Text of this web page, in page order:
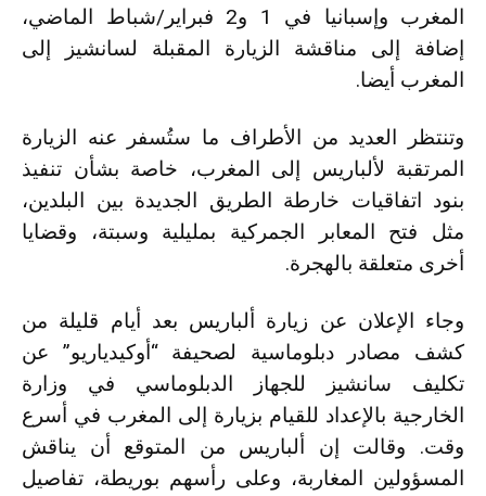
المغرب وإسبانيا في 1 و2 فبراير/شباط الماضي،
إضافة إلى مناقشة الزيارة المقبلة لسانشيز إلى
المغرب أيضا.
وتنتظر العديد من الأطراف ما ستُسفر عنه الزيارة
المرتقبة لألباريس إلى المغرب، خاصة بشأن تنفيذ
بنود اتفاقيات خارطة الطريق الجديدة بين البلدين،
مثل فتح المعابر الجمركية بمليلية وسبتة، وقضايا
أخرى متعلقة بالهجرة.
وجاء الإعلان عن زيارة ألباريس بعد أيام قليلة من
كشف مصادر دبلوماسية لصحيفة “أوكيدياريو” عن
تكليف سانشيز للجهاز الدبلوماسي في وزارة
الخارجية بالإعداد للقيام بزيارة إلى المغرب في أسرع
وقت. وقالت إن ألباريس من المتوقع أن يناقش
المسؤولين المغاربة، وعلى رأسهم بوريطة، تفاصيل